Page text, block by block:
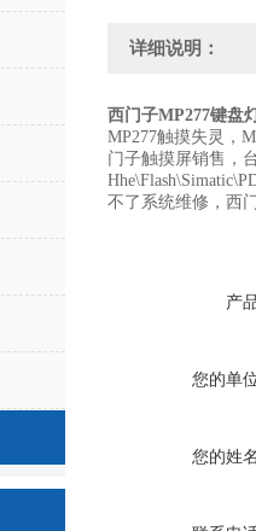
详细说明：
西门子MP277键盘
MP277触摸失灵，
门子触摸屏销售，
不了系统维修，西
产
您的单
您的姓